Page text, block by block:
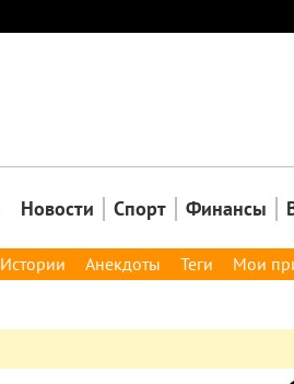
Новости Спорт Финансы
Истории Анекдоты Теги Мои